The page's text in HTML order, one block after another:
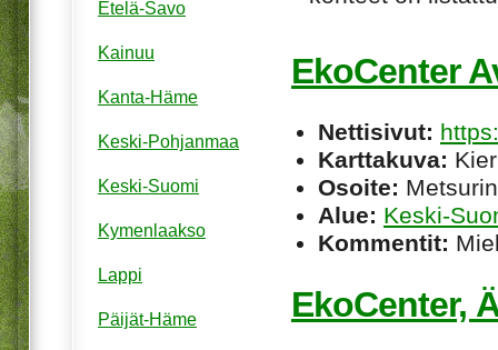
EkoCenter
Nettisivut:
Karttakuva:
Osoite:
Alue: Keski-
Kommentit:
EkoCenter,
Etelä-Savo
Kainuu
Kanta-Häme
Keski-Pohjanmaa
Keski-Suomi
Kymenlaakso
Lappi
Päijät-Häme